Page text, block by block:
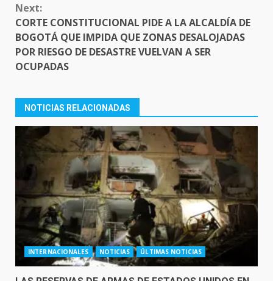
Next:
CORTE CONSTITUCIONAL PIDE A LA ALCALDÍA DE
BOGOTÁ QUE IMPIDA QUE ZONAS DESALOJADAS
POR RIESGO DE DESASTRE VUELVAN A SER
OCUPADAS
NOTICIAS RELACIONADAS
INTERNACIONALES NOTICIAS ÚLTIMAS NOTICIAS